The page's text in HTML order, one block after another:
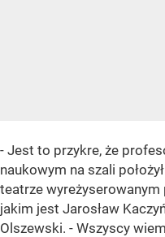
- Jest to przykre, że
naukowym na szali
teatrze wyreżyserowanym
jakim jest Jarosław
Olszewski. - Wszyscy